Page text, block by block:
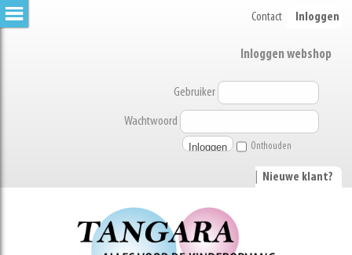
Contact Inloggen
Inloggen webshop
Gebruiker
Wachtwoord
Onthouden
Nieuwe klant?